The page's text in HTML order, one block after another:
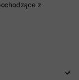
z